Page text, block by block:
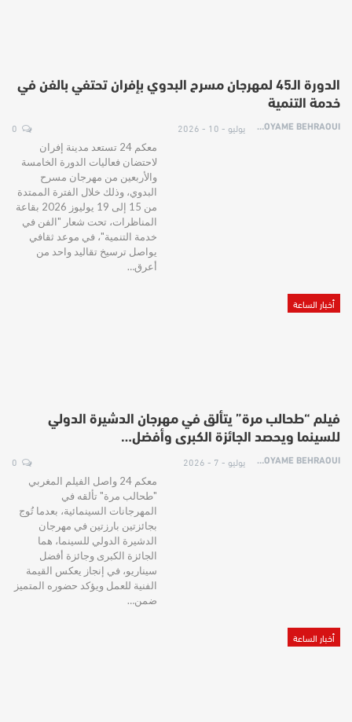
الدورة الـ45 لمهرجان مسرح البدوي بإفران تحتفي بالفن في
خدمة التنمية
HOYAME BEHRAOUI يوليو - 10 - 2026
معكم 24 تستعد مدينة إفران
لاحتضان فعاليات الدورة الخامسة
والأربعين من مهرجان مسرح
البدوي، وذلك خلال الفترة الممتدة
من 15 إلى 19 يوليوز 2026 بقاعة
المناظرات، تحت شعار "الفن في
خدمة التنمية"، في موعد ثقافي
يواصل ترسيخ تقاليد واحد من
أعرق…
أخبار الساعة
فيلم “طحالب مرة” يتألق في مهرجان الدشيرة الدولي
للسينما ويحصد الجائزة الكبرى وأفضل…
HOYAME BEHRAOUI يوليو - 7 - 2026
معكم 24 واصل الفيلم المغربي
"طحالب مرة" تألقه في
المهرجانات السينمائية، بعدما تُوج
بجائزتين بارزتين في مهرجان
الدشيرة الدولي للسينما، هما
الجائزة الكبرى وجائزة أفضل
سيناريو، في إنجاز يعكس القيمة
الفنية للعمل ويؤكد حضوره المتميز
ضمن…
أخبار الساعة